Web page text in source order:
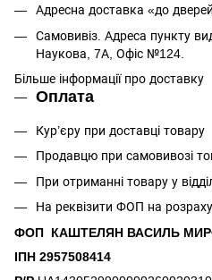
Адресна доставка «до
Самовивіз. Адреса пункту
Наукова, 7А, Офіс №124.
Більше інформації про доставку
Оплата
Кур’єру при доставці товару
Продавцю при самовивозі
При отриманні товару у
На реквізити ФОП на
ФОП КАШТЕЛЯН ВАСИЛЬ
ІПН 2957508414